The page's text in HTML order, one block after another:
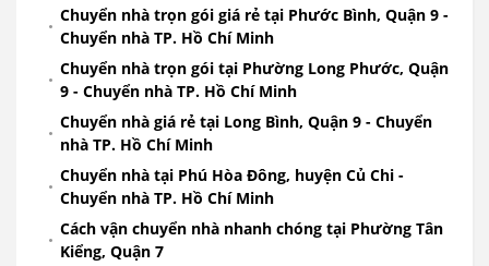
Chuyển nhà trọn gói giá rẻ tại Phước Bình, Quận 9 -
Chuyển nhà TP. Hồ Chí Minh
Chuyển nhà trọn gói tại Phường Long Phước, Quận
9 - Chuyển nhà TP. Hồ Chí Minh
Chuyển nhà giá rẻ tại Long Bình, Quận 9 - Chuyển
nhà TP. Hồ Chí Minh
Chuyển nhà tại Phú Hòa Đông, huyện Củ Chi -
Chuyển nhà TP. Hồ Chí Minh
Cách vận chuyển nhà nhanh chóng tại Phường Tân
Kiểng, Quận 7